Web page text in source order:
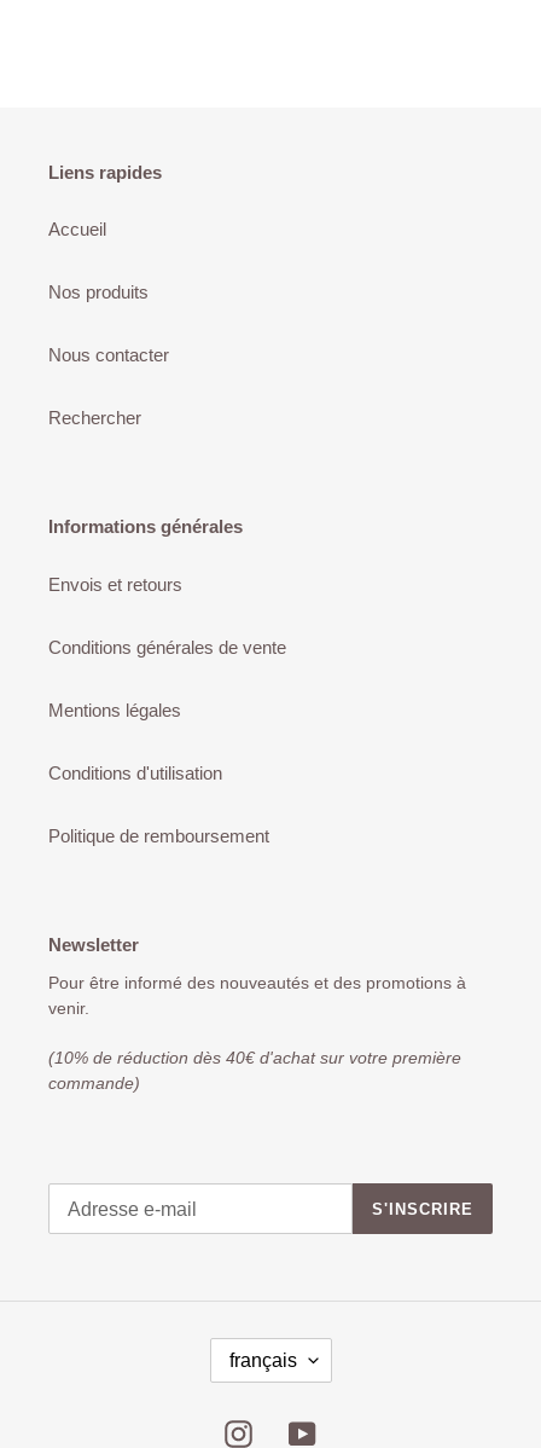
Liens rapides
Accueil
Nos produits
Nous contacter
Rechercher
Informations générales
Envois et retours
Conditions générales de vente
Mentions légales
Conditions d'utilisation
Politique de remboursement
Newsletter
Pour être informé des nouveautés et des promotions à
venir.
(10% de réduction dès 40€ d'achat sur votre première
commande)
S'INSCRIRE
français
InstagramYouTube